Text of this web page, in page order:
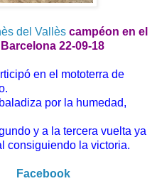
del Vallèscampéon en el
22-09-18
en el mototerra de
por la humedad,
y a la tercera vuelta ya
consiguiendo la victoria.
Facebook